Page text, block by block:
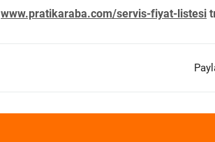
www.pratikaraba.com/servis-fiyat-listesi